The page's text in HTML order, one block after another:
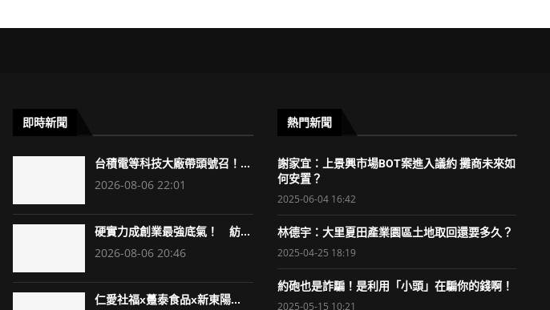
即時新聞
台積電等科技大廠帶頭號召！...
2026-08-06 22:01
硬實力成創業最強底氣！ 紡...
2026-08-06 20:46
仁愛社福x躉泰食品x新東陽...
熱門新聞
謝家宜：上景興市場BOT案進入議約 攤商未來如
何安置？
2025-06-04 16:42
林德宇：大里夏田產業園區土地取回還要多久？
2025-04-25 18:19
約砲也是詐騙！是利用「小頭」在騙你的錢啊！
2025-05-15 10:21